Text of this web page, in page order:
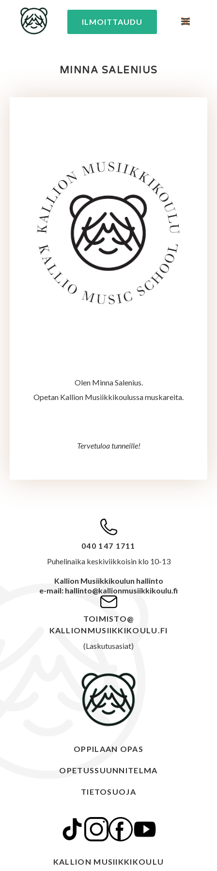
ILMOITTAUDU
MINNA SALENIUS
Olen Minna Salenius.
Opetan Kallion Musiikkikoulussa muskareita.
Tervetuloa tunneille!
040 147 1711
Puhelinaika keskiviikkoisin klo 10-13
Kallion Musiikkikoulun hallinto
e-mail: hallinto@kallionmusiikkikoulu.fi
TOIMISTO@
KALLIONMUSIIKKIKOULU.FI
(Laskutusasiat)
OPPILAAN OPAS
OPETUSSUUNNITELMA
TIETOSUOJA
KALLION MUSIIKKIKOULU